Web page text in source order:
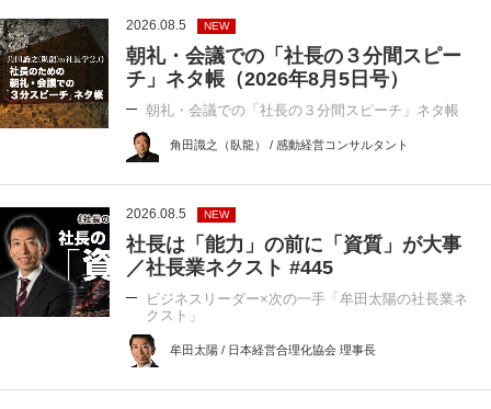
2026.08.5 NEW
朝礼・会議での「社長の３分間スピー
チ」ネタ帳（2026年8月5日号）
朝礼・会議での「社長の３分間スピーチ」ネタ帳
角田識之（臥龍） / 感動経営コンサルタント
2026.08.5 NEW
社長は「能力」の前に「資質」が大事
／社長業ネクスト #445
ビジネスリーダー×次の一手「牟田太陽の社長業ネ
クスト」
牟田太陽 / 日本経営合理化協会 理事長